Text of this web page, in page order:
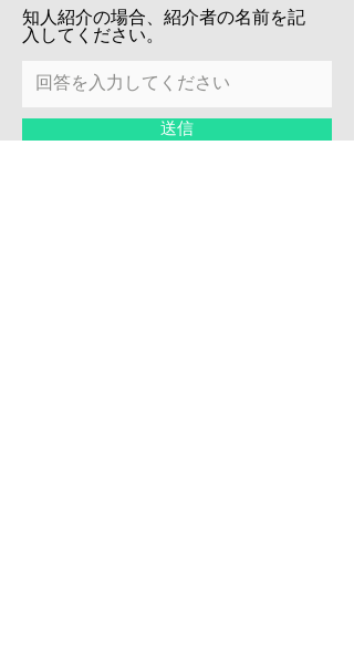
知人紹介の場合、紹介者の名前を記
入してください。
送信